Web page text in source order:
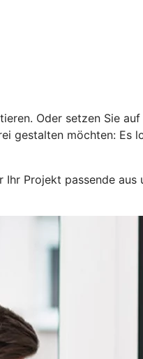
Oder setzen Sie
gestalten möchten:
Projekt passende